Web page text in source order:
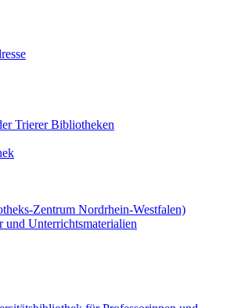
Trierer Bibliotheken
Zentrum Nordrhein-Westfalen)
und Unterrichtsmaterialien